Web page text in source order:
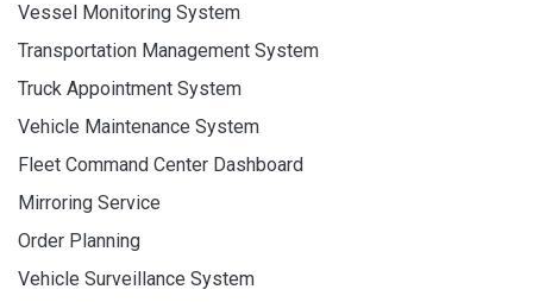
Vessel Monitoring System
Transportation Management System
Truck Appointment System
Vehicle Maintenance System
Fleet Command Center Dashboard
Mirroring Service
Order Planning
Vehicle Surveillance System